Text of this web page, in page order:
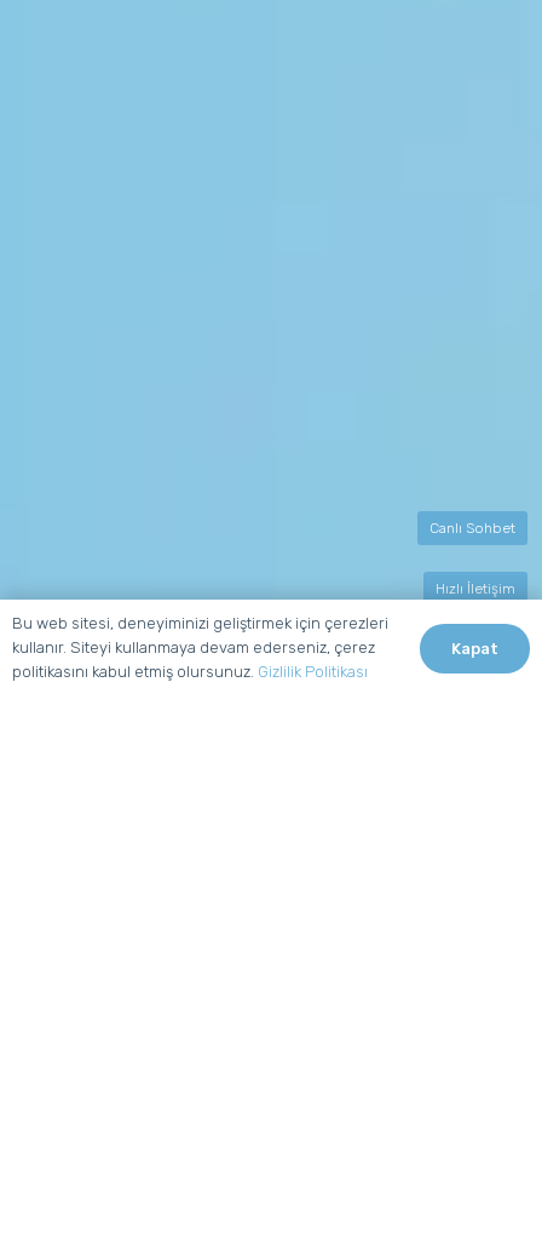
Canlı Sohbet
Hızlı İletişim
Bu web sitesi, deneyiminizi geliştirmek için çerezleri
kullanır. Siteyi kullanmaya devam ederseniz, çerez
politikasını kabul etmiş olursunuz. Gizlilik Politikası
Kapat